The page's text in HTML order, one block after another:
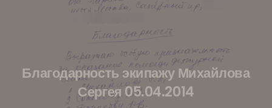
Благодарность экипажу Михайлова
Сергея 05.04.2014